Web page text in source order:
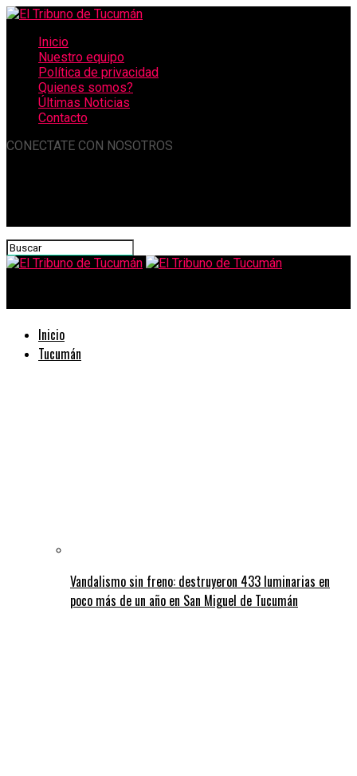
Inicio
Nuestro equipo
Política de privacidad
Quienes somos?
Últimas Noticias
Contacto
CONECTATE CON NOSOTROS
Inicio
Tucumán
Vandalismo sin freno: destruyeron 433 luminarias en
poco más de un año en San Miguel de Tucumán